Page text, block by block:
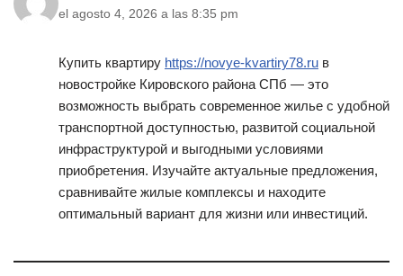
el agosto 4, 2026 a las 8:35 pm
Купить квартиру https://novye-kvartiry78.ru в
новостройке Кировского района СПб — это
возможность выбрать современное жилье с удобной
транспортной доступностью, развитой социальной
инфраструктурой и выгодными условиями
приобретения. Изучайте актуальные предложения,
сравнивайте жилые комплексы и находите
оптимальный вариант для жизни или инвестиций.